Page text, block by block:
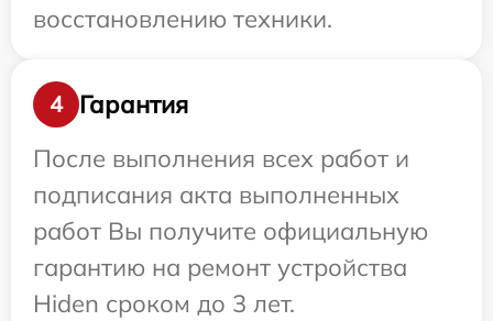
восстановлению техники.
4
Гарантия
После выполнения всех работ и
подписания акта выполненных
работ Вы получите официальную
гарантию на ремонт устройства
Hiden сроком до 3 лет.